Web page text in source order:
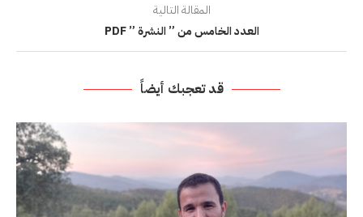
المقالة التالية
العدد الخامس من ” النشرة ” PDF
قد تعجبك أيضاً